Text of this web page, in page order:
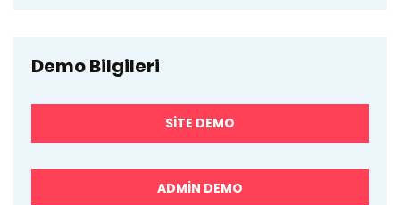
Demo Bilgileri
SITE DEMO
ADMIN DEMO